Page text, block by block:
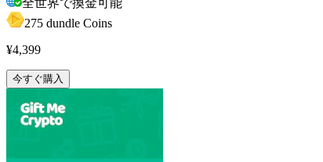
全世界で換金可能
275 dundle Coins
¥4,399
今すぐ購入